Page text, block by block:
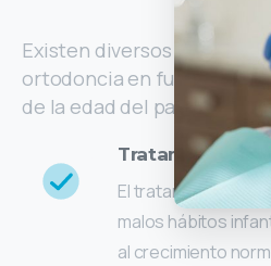
Existen diversos tipos de
ortodoncia en función del
de la edad del paciente:
Tratamiento
El tratamiento
malos hábitos
al crecimiento